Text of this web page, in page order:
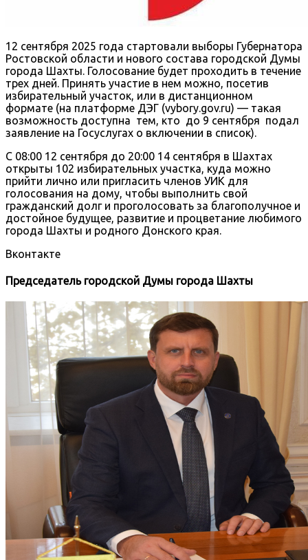
12 сентября 2025 года стартовали выборы Губернатора
Ростовской области и нового состава городской Думы
города Шахты. Голосование будет проходить в течение
трех дней. Принять участие в нем можно, посетив
избирательный участок, или в дистанционном
формате (на платформе ДЭГ (vybory.gov.ru) — такая
возможность доступна тем, кто до 9 сентября подал
заявление на Госуслугах о включении в список).
С 08:00 12 сентября до 20:00 14 сентября в Шахтах
открыты 102 избирательных участка, куда можно
прийти лично или пригласить членов УИК для
голосования на дому, чтобы выполнить свой
гражданский долг и проголосовать за благополучное и
достойное будущее, развитие и процветание любимого
города Шахты и родного Донского края.
Вконтакте
Председатель городской Думы города Шахты